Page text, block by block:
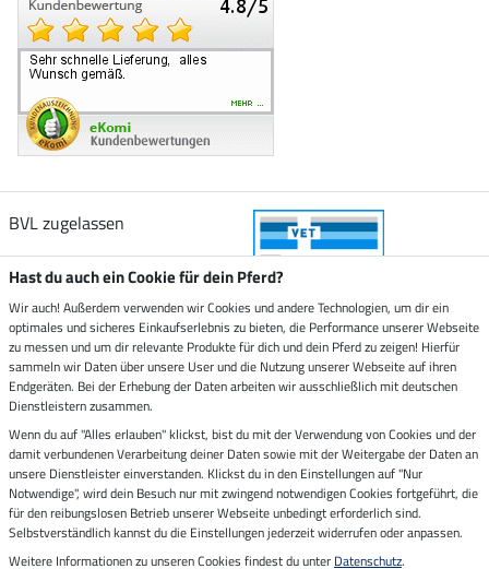
BVL zugelassen
Zustellung durch
Sicher bezahlen mit
Rechnung Vorkasse
Impressum
Hast du auch ein Cookie für dein Pferd?
Wir auch! Außerdem verwenden wir Cookies und andere Technologien, um dir ein
optimales und sicheres Einkaufserlebnis zu bieten, die Performance unserer Webseite
zu messen und um dir relevante Produkte für dich und dein Pferd zu zeigen! Hierfür
sammeln wir Daten über unsere User und die Nutzung unserer Webseite auf ihren
Endgeräten. Bei der Erhebung der Daten arbeiten wir ausschließlich mit deutschen
Dienstleistern zusammen.
Wenn du auf "Alles erlauben" klickst, bist du mit der Verwendung von Cookies und der
damit verbundenen Verarbeitung deiner Daten sowie mit der Weitergabe der Daten an
unsere Dienstleister einverstanden. Klickst du in den Einstellungen auf "Nur
Notwendige", wird dein Besuch nur mit zwingend notwendigen Cookies fortgeführt, die
für den reibungslosen Betrieb unserer Webseite unbedingt erforderlich sind.
Selbstverständlich kannst du die Einstellungen jederzeit widerrufen oder anpassen.
Weitere Informationen zu unseren Cookies findest du unter Datenschutz.